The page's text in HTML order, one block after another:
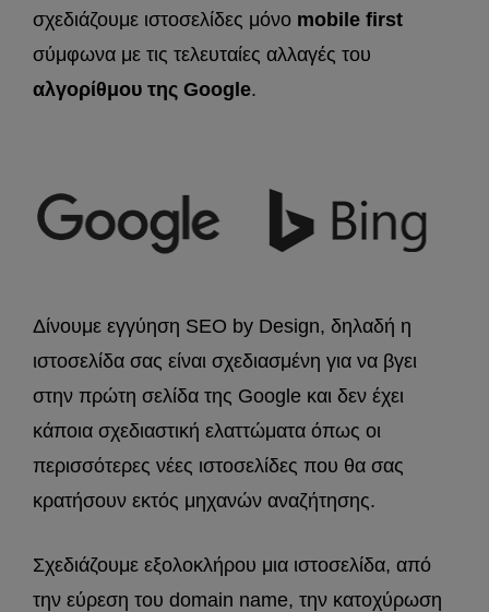
σχεδιάζουμε ιστοσελίδες μόνο mobile first
σύμφωνα με τις τελευταίες αλλαγές του
αλγορίθμου της Google.
Δίνουμε εγγύηση SEO by Design, δηλαδή η
ιστοσελίδα σας είναι σχεδιασμένη για να βγει
στην πρώτη σελίδα της Google και δεν έχει
κάποια σχεδιαστική ελαττώματα όπως οι
περισσότερες νέες ιστοσελίδες που θα σας
κρατήσουν εκτός μηχανών αναζήτησης.
Σχεδιάζουμε εξολοκλήρου μια ιστοσελίδα, από
την εύρεση του domain name, την κατοχύρωση